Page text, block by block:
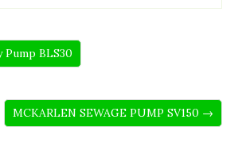
BLS30
MCKARLEN SEWAGE PUMP SV150 →